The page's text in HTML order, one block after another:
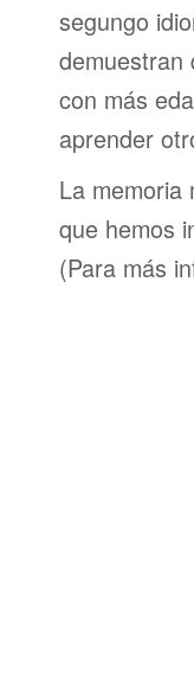
segungo
demuestran
con más
aprender
La memoria
que hemos
(Para más